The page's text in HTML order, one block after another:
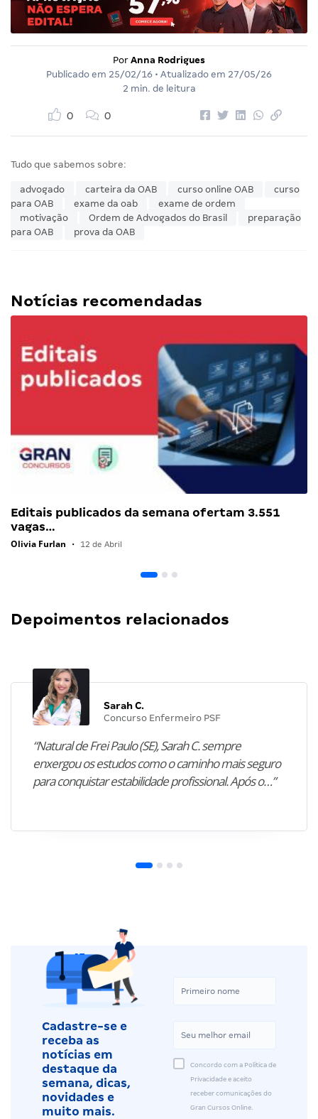
Por Anna Rodrigues
Publicado em 25/02/16 • Atualizado em 27/05/26
2 min. de leitura
0 0
Tudo que sabemos sobre:
advogado carteira da OAB curso online OAB
curso
para OAB
exame da oab
exame de ordem
motivação
Ordem de Advogados do Brasil
preparação
para OAB
prova da OAB
Notícias recomendadas
Editais publicados da semana ofertam 3.551
vagas…
Olivia Furlan • 12 de Abril
Depoimentos relacionados
Sarah C.
Concurso Enfermeiro PSF
“Natural de Frei Paulo (SE), Sarah C. sempre
enxergou os estudos como o caminho mais seguro
para conquistar estabilidade profissional. Após o…”
Cadastre-se e
receba as
notícias em
destaque da
semana, dicas,
novidades e
muito mais.
Concordo com a Política de
Privacidade e aceito
receber comunicações do
Gran Cursos Online.